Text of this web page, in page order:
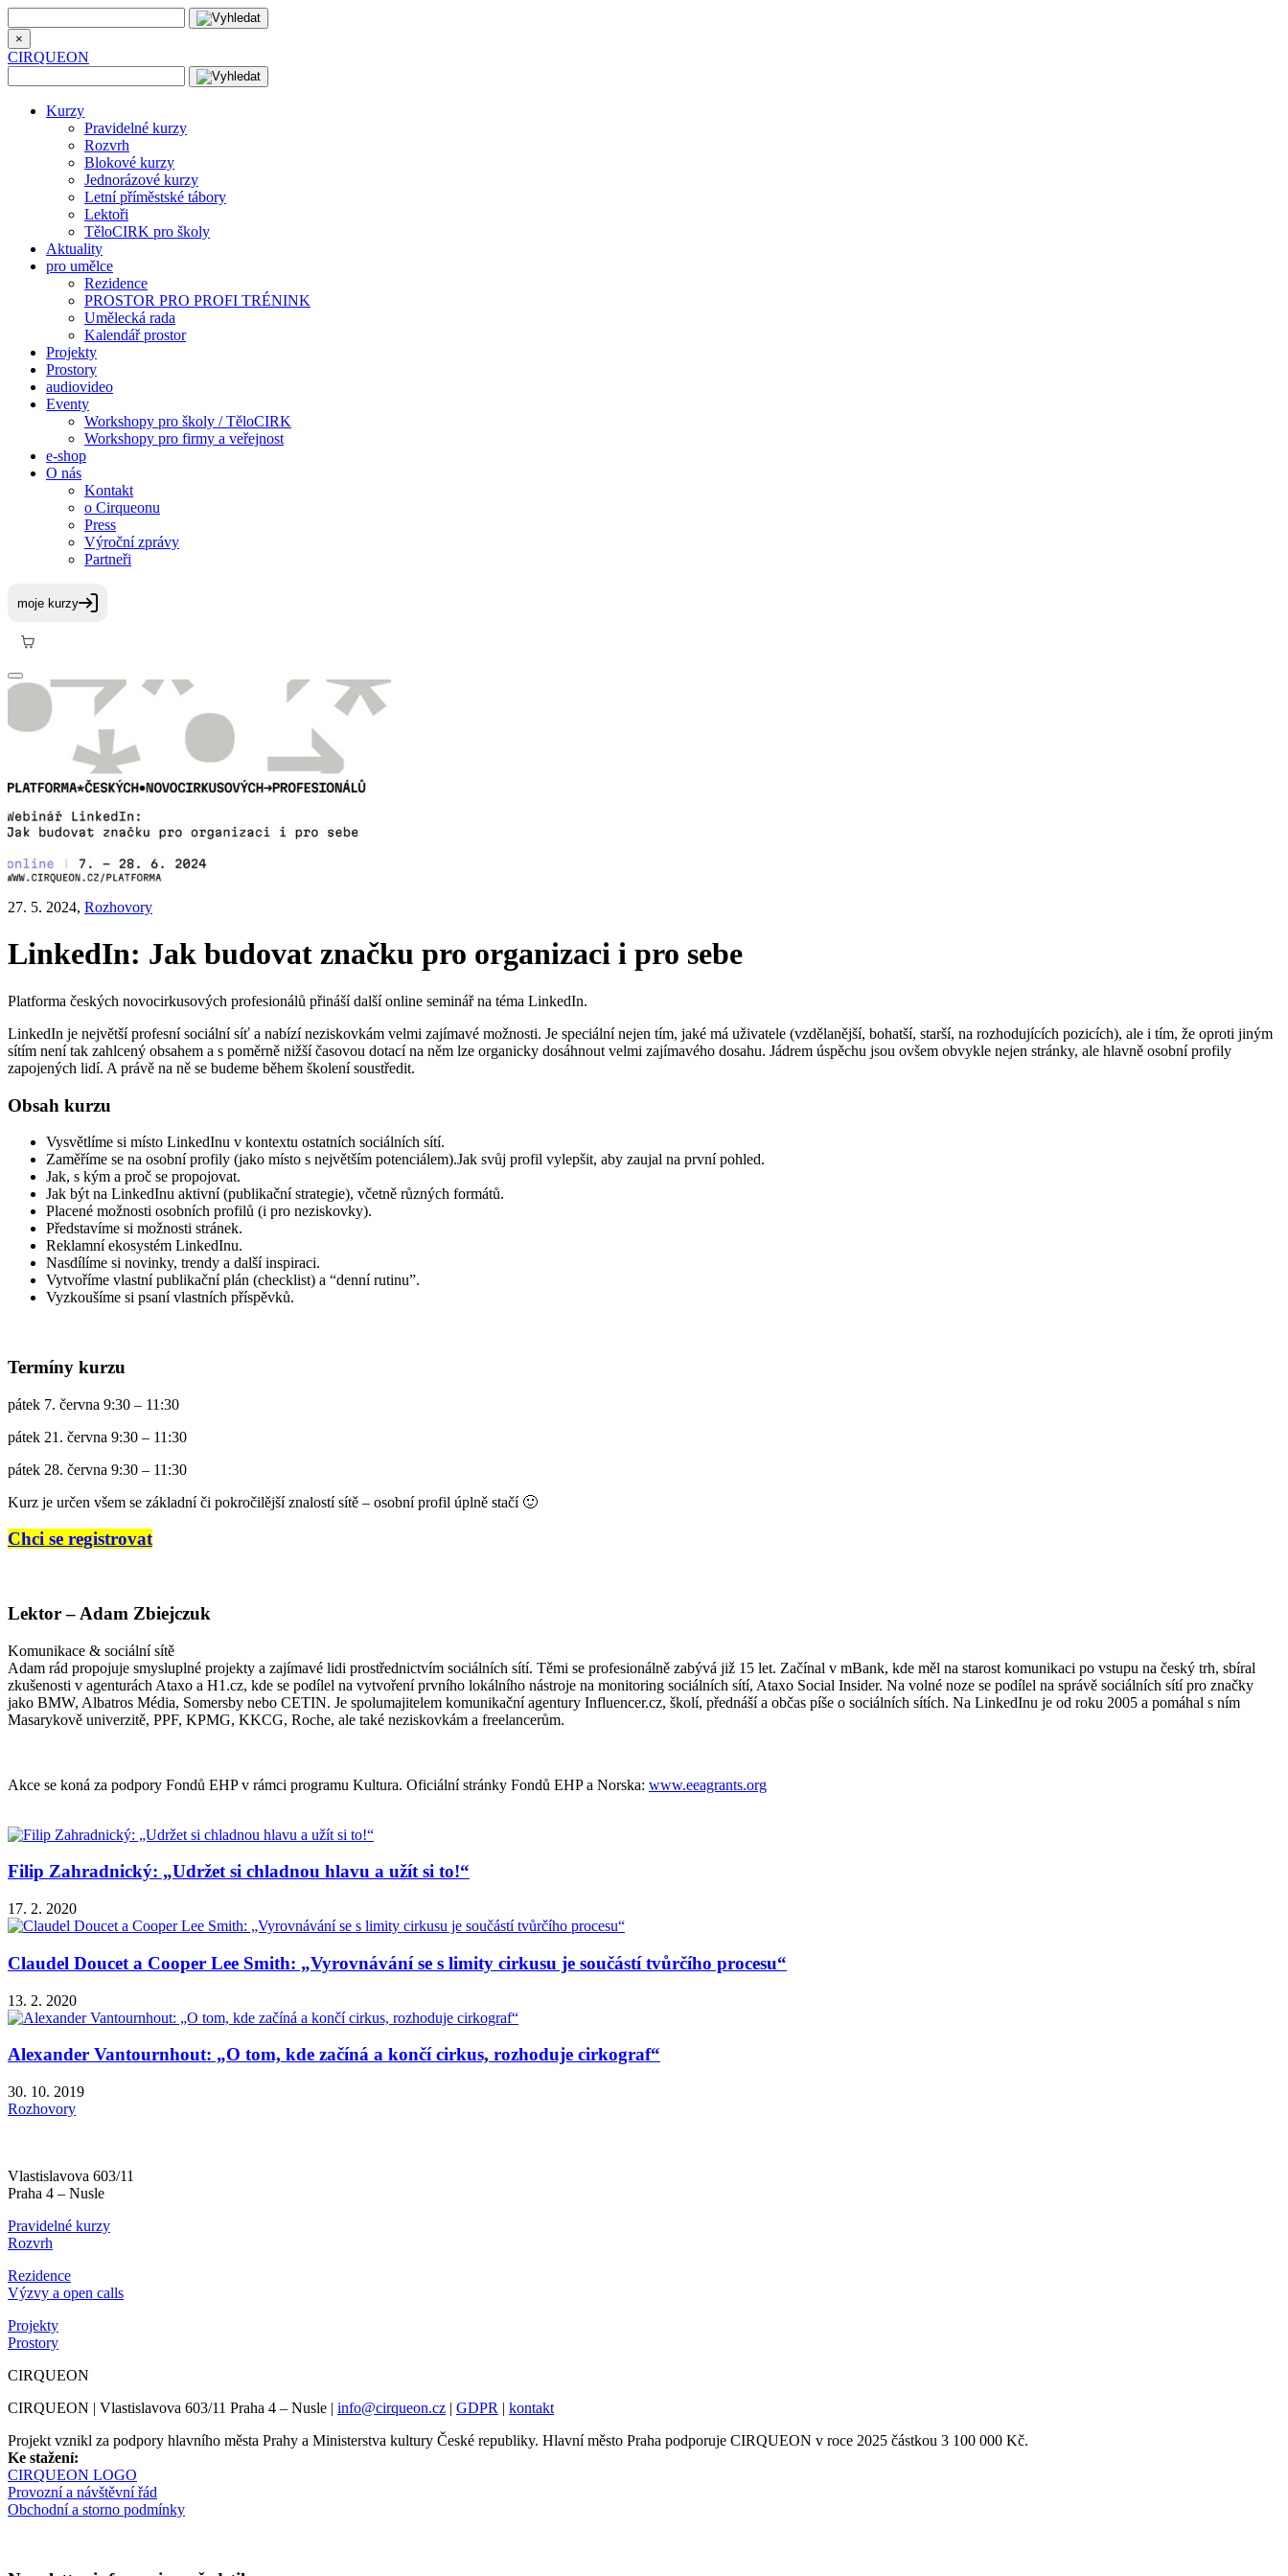
×
CIRQUEON
Kurzy
Pravidelné kurzy
Rozvrh
Blokové kurzy
Jednorázové kurzy
Letní příměstské tábory
Lektoři
TěloCIRK pro školy
Aktuality
pro umělce
Rezidence
PROSTOR PRO PROFI TRÉNINK
Umělecká rada
Kalendář prostor
Projekty
Prostory
audiovideo
Eventy
Workshopy pro školy / TěloCIRK
Workshopy pro firmy a veřejnost
e-shop
O nás
Kontakt
o Cirqueonu
Press
Výroční zprávy
Partneři
27. 5. 2024, Rozhovory
LinkedIn: Jak budovat značku pro organizaci i pro sebe
Platforma českých novocirkusových profesionálů přináší další online seminář na téma LinkedIn.
LinkedIn je největší profesní sociální síť a nabízí neziskovkám velmi zajímavé možnosti. Je speciální nejen tím, jaké má uživatele (vzdělanější, bohatší, starší, na rozhodujících pozicích), ale i tím, že oproti jiným
sítím není tak zahlcený obsahem a s poměrně nižší časovou dotací na něm lze organicky dosáhnout velmi zajímavého dosahu. Jádrem úspěchu jsou ovšem obvykle nejen stránky, ale hlavně osobní profily
zapojených lidí. A právě na ně se budeme během školení soustředit.
Obsah kurzu
Vysvětlíme si místo LinkedInu v kontextu ostatních sociálních sítí.
Zaměříme se na osobní profily (jako místo s největším potenciálem).Jak svůj profil vylepšit, aby zaujal na první pohled.
Jak, s kým a proč se propojovat.
Jak být na LinkedInu aktivní (publikační strategie), včetně různých formátů.
Placené možnosti osobních profilů (i pro neziskovky).
Představíme si možnosti stránek.
Reklamní ekosystém LinkedInu.
Nasdílíme si novinky, trendy a další inspiraci.
Vytvoříme vlastní publikační plán (checklist) a “denní rutinu”.
Vyzkoušíme si psaní vlastních příspěvků.
Termíny kurzu
pátek 7. června 9:30 – 11:30
pátek 21. června 9:30 – 11:30
pátek 28. června 9:30 – 11:30
Kurz je určen všem se základní či pokročilější znalostí sítě – osobní profil úplně stačí 🙂
Chci se registrovat
Lektor – Adam Zbiejczuk
Komunikace & sociální sítě
Adam rád propojuje smysluplné projekty a zajímavé lidi prostřednictvím sociálních sítí. Těmi se profesionálně zabývá již 15 let. Začínal v mBank, kde měl na starost komunikaci po vstupu na český trh, sbíral
zkušenosti v agenturách Ataxo a H1.cz, kde se podílel na vytvoření prvního lokálního nástroje na monitoring sociálních sítí, Ataxo Social Insider. Na volné noze se podílel na správě sociálních sítí pro značky
jako BMW, Albatros Média, Somersby nebo CETIN. Je spolumajitelem komunikační agentury Influencer.cz, školí, přednáší a občas píše o sociálních sítích. Na LinkedInu je od roku 2005 a pomáhal s ním
Masarykově univerzitě, PPF, KPMG, KKCG, Roche, ale také neziskovkám a freelancerům.
Akce se koná za podpory Fondů EHP v rámci programu Kultura. Oficiální stránky Fondů EHP a Norska: www.eeagrants.org
Filip Zahradnický: „Udržet si chladnou hlavu a užít si to!“
17. 2. 2020
Claudel Doucet a Cooper Lee Smith: „Vyrovnávání se s limity cirkusu je součástí tvůrčího procesu“
13. 2. 2020
Alexander Vantournhout: „O tom, kde začíná a končí cirkus, rozhoduje cirkograf“
30. 10. 2019
Rozhovory
Vlastislavova 603/11
Praha 4 – Nusle
Pravidelné kurzy
Rozvrh
Rezidence
Výzvy a open calls
Projekty
Prostory
CIRQUEON
CIRQUEON | Vlastislavova 603/11 Praha 4 – Nusle | info@cirqueon.cz | GDPR | kontakt
Projekt vznikl za podpory hlavního města Prahy a Ministerstva kultury České republiky. Hlavní město Praha podporuje CIRQUEON v roce 2025 částkou 3 100 000 Kč.
Ke stažení:
CIRQUEON LOGO
Provozní a návštěvní řád
Obchodní a storno podmínky